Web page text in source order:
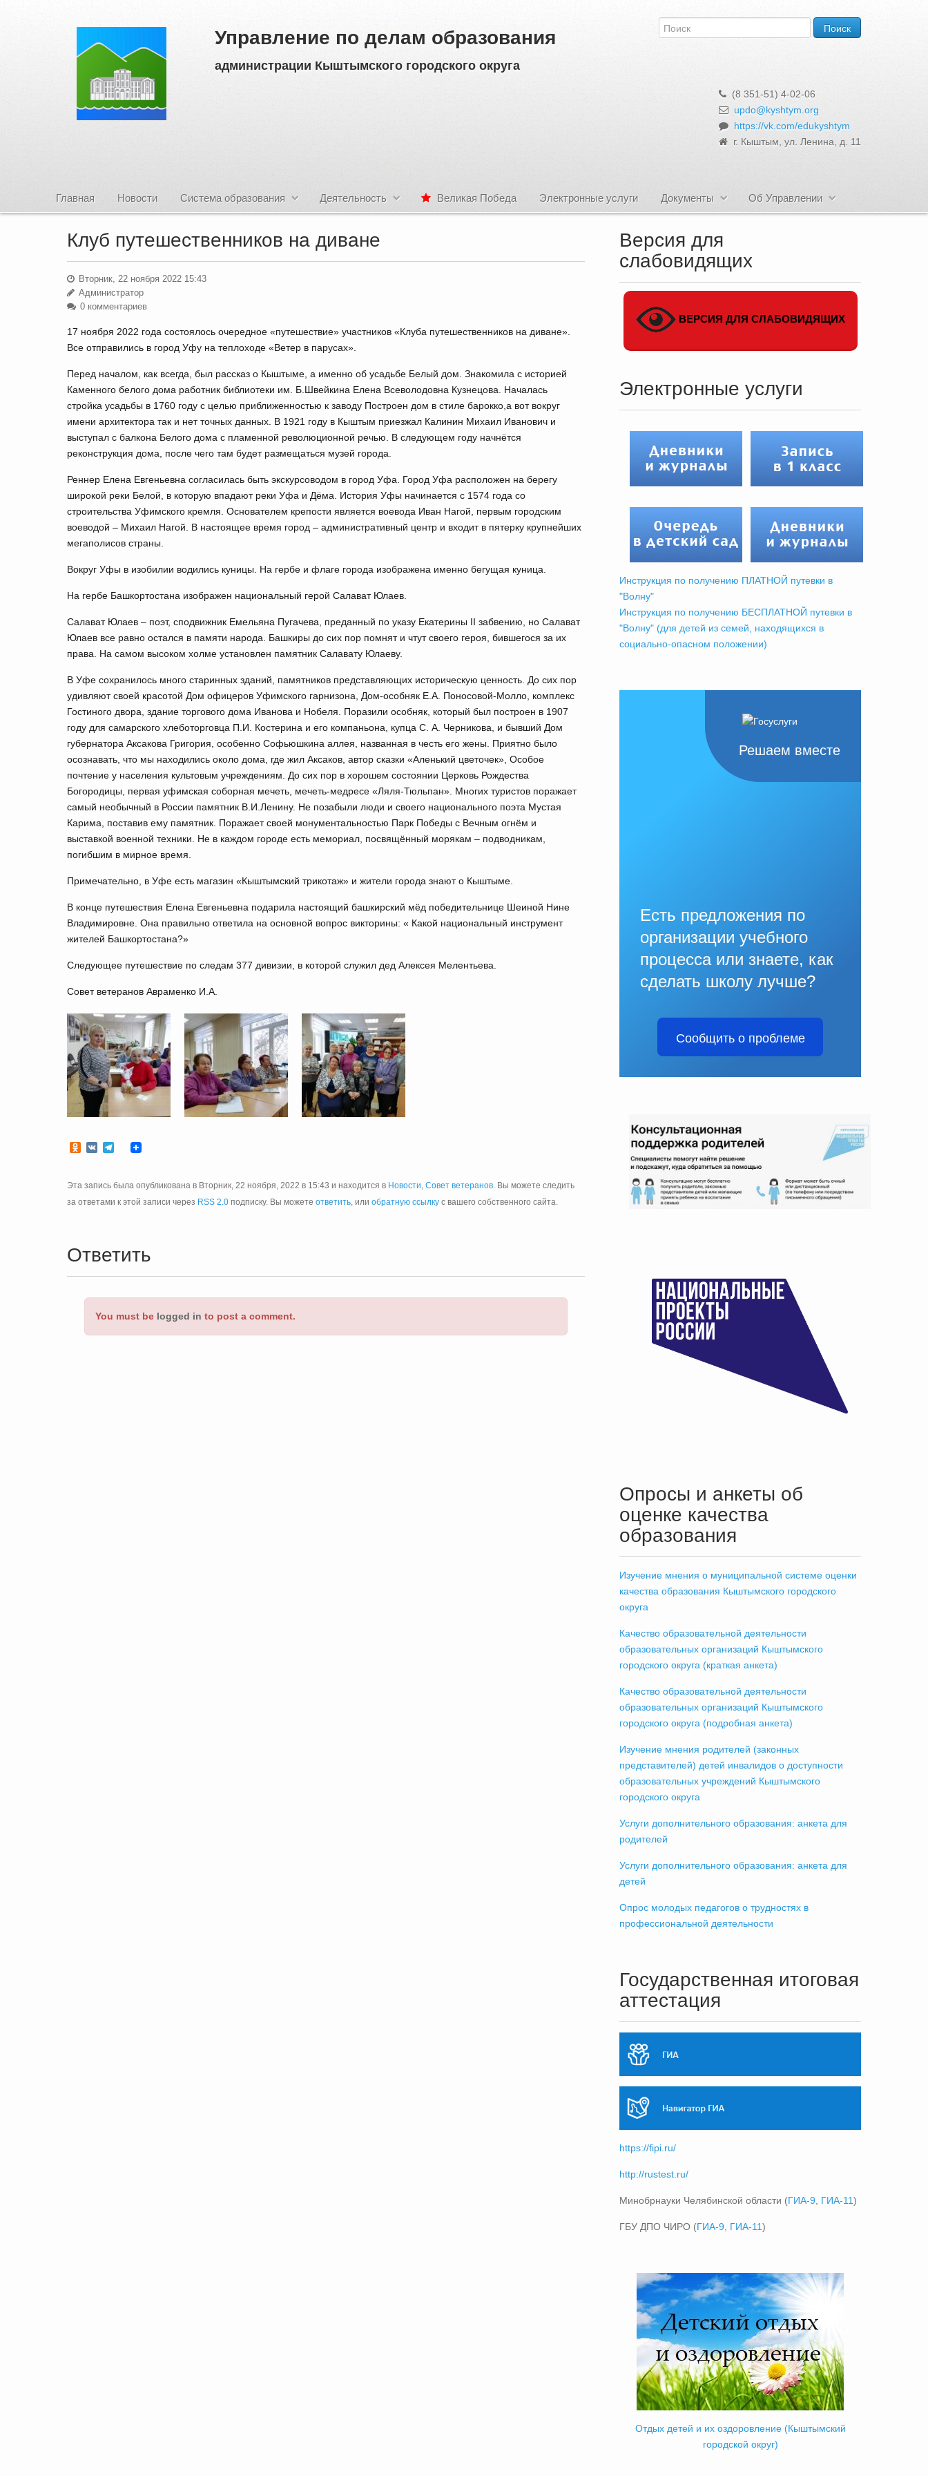
Управление по делам образования
администрации Кыштымского городского округа
(8 351-51) 4-02-06
updo@kyshtym.org
https://vk.com/edukyshtym
г. Кыштым, ул. Ленина, д. 11
Главная Новости Система образования Деятельность Великая Победа Электронные услуги Документы Об Управлении
Клуб путешественников на диване
Вторник, 22 ноября 2022 15:43
Администратор
0 комментариев
17 ноября 2022 года состоялось очередное «путешествие» участников «Клуба путешественников на диване».
Все отправились в город Уфу на теплоходе «Ветер в парусах».
Перед началом, как всегда, был рассказ о Кыштыме, а именно об усадьбе Белый дом. Знакомила с историей
Каменного белого дома работник библиотеки им. Б.Швейкина Елена Всеволодовна Кузнецова. Началась
стройка усадьбы в 1760 году с целью приближенностью к заводу Построен дом в стиле барокко,а вот вокруг
имени архитектора так и нет точных данных. В 1921 году в Кыштым приезжал Калинин Михаил Иванович и
выступал с балкона Белого дома с пламенной революционной речью. В следующем году начнётся
реконструкция дома, после чего там будет размещаться музей города.
Реннер Елена Евгеньевна согласилась быть экскурсоводом в город Уфа. Город Уфа расположен на берегу
широкой реки Белой, в которую впадают реки Уфа и Дёма. История Уфы начинается с 1574 года со
строительства Уфимского кремля. Основателем крепости является воевода Иван Нагой, первым городским
воеводой – Михаил Нагой. В настоящее время город – административный центр и входит в пятерку крупнейших
мегаполисов страны.
Вокруг Уфы в изобилии водились куницы. На гербе и флаге города изображена именно бегущая куница.
На гербе Башкортостана изображен национальный герой Салават Юлаев.
Салават Юлаев – поэт, сподвижник Емельяна Пугачева, преданный по указу Екатерины II забвению, но Салават
Юлаев все равно остался в памяти народа. Башкиры до сих пор помнят и чтут своего героя, бившегося за их
права. На самом высоком холме установлен памятник Салавату Юлаеву.
В Уфе сохранилось много старинных зданий, памятников представляющих историческую ценность. До сих пор
удивляют своей красотой Дом офицеров Уфимского гарнизона, Дом-особняк Е.А. Поносовой-Молло, комплекс
Гостиного двора, здание торгового дома Иванова и Нобеля. Поразили особняк, который был построен в 1907
году для самарского хлеботорговца П.И. Костерина и его компаньона, купца С. А. Черникова, и бывший Дом
губернатора Аксакова Григория, особенно Софьюшкина аллея, названная в честь его жены. Приятно было
осознавать, что мы находились около дома, где жил Аксаков, автор сказки «Аленький цветочек», Особое
почтение у населения культовым учреждениям. До сих пор в хорошем состоянии Церковь Рождества
Богородицы, первая уфимская соборная мечеть, мечеть-медресе «Ляля-Тюльпан». Многих туристов поражает
самый необычный в России памятник В.И.Ленину. Не позабыли люди и своего национального поэта Мустая
Карима, поставив ему памятник. Поражает своей монументальностью Парк Победы с Вечным огнём и
выставкой военной техники. Не в каждом городе есть мемориал, посвящённый морякам – подводникам,
погибшим в мирное время.
Примечательно, в Уфе есть магазин «Кыштымский трикотаж» и жители города знают о Кыштыме.
В конце путешествия Елена Евгеньевна подарила настоящий башкирский мёд победительнице Шеиной Нине
Владимировне. Она правильно ответила на основной вопрос викторины: « Какой национальный инструмент
жителей Башкортостана?»
Следующее путешествие по следам 377 дивизии, в которой служил дед Алексея Мелентьева.
Совет ветеранов Авраменко И.А.
Odnoklassniki
VK Telegram
Эта запись была опубликована в Вторник, 22 ноября, 2022 в 15:43 и находится в Новости, Совет ветеранов. Вы можете следить
за ответами к этой записи через RSS 2.0 подписку. Вы можете ответить, или обратную ссылку с вашего собственного сайта.
Ответить
You must be logged in to post a comment.
Версия для
слабовидящих
ВЕРСИЯ ДЛЯ СЛАБОВИДЯЩИХ
Электронные услуги
Инструкция по получению ПЛАТНОЙ путевки в
"Волну"
Инструкция по получению БЕСПЛАТНОЙ путевки в
"Волну" (для детей из семей, находящихся в
социально-опасном положении)
Решаем вместе
Есть предложения по
организации учебного
процесса или знаете, как
сделать школу лучше?
Сообщить о проблеме
Опросы и анкеты об
оценке качества
образования
Изучение мнения о муниципальной системе оценки
качества образования Кыштымского городского
округа
Качество образовательной деятельности
образовательных организаций Кыштымского
городского округа (краткая анкета)
Качество образовательной деятельности
образовательных организаций Кыштымского
городского округа (подробная анкета)
Изучение мнения родителей (законных
представителей) детей инвалидов о доступности
образовательных учреждений Кыштымского
городского округа
Услуги дополнительного образования: анкета для
родителей
Услуги дополнительного образования: анкета для
детей
Опрос молодых педагогов о трудностях в
профессиональной деятельности
Государственная итоговая
аттестация
https://fipi.ru/
http://rustest.ru/
Минобрнауки Челябинской области (ГИА-9 ГИА-11)
ГБУ ДПО ЧИРО (ГИА-9 ГИА-11)
Отдых детей и их оздоровление (Кыштымский
городской округ)